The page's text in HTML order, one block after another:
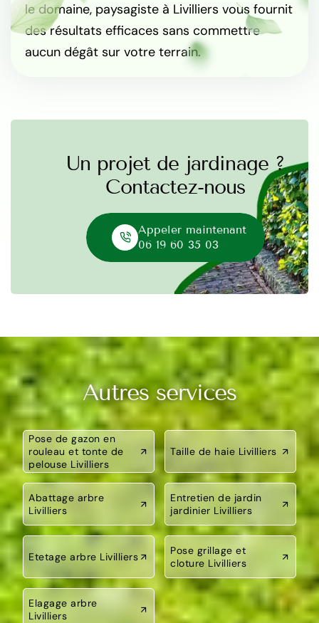
le domaine, paysagiste à Livilliers vous fournit
des résultats efficaces sans commettre
aucun dégât sur votre terrain.
Un projet de jardinage ?
Contactez-nous
Appeler maintenant
06 19 60 35 03
Autres services
Pose de gazon en
rouleau et tonte de
pelouse Livilliers
Taille de haie Livilliers
Abattage arbre
Livilliers
Entretien de jardin
jardinier Livilliers
Etetage arbre Livilliers
Pose grillage et
cloture Livilliers
Elagage arbre
Livilliers